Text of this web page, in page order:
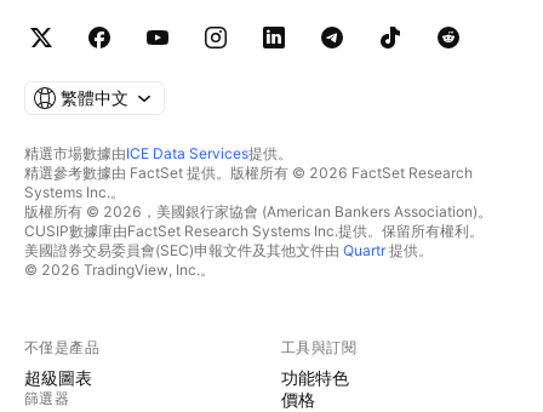
繁體中文
精選市場數據由ICE Data Services提供。
精選參考數據由 FactSet 提供。版權所有 © 2026 FactSet Research
Systems Inc.。
版權所有 © 2026，美國銀行家協會 (American Bankers Association)。
CUSIP數據庫由FactSet Research Systems Inc.提供。保留所有權利。
美國證券交易委員會(SEC)申報文件及其他文件由 Quartr提供。
© 2026 TradingView, Inc.。
不僅是產品
超級圖表
篩選器
工具與訂閱
功能特色
價格